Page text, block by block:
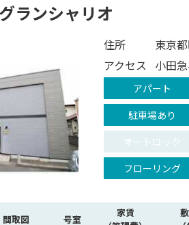
ランシャリオ
住所
東京
アクセス 小田
アパート
駐車場あり
オートロック
フローリング
間取図 号室
家賃